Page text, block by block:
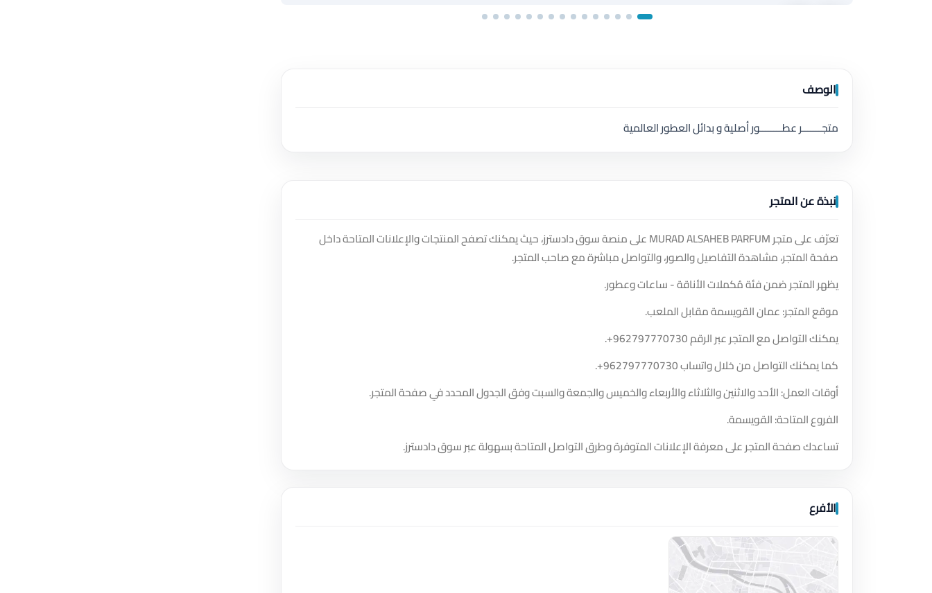
الوصف
متجـــــــر عطــــــــور أصلية و بدائل العطور العالمية
نبذة عن المتجر
تعرّف على متجر MURAD ALSAHEB PARFUM على منصة سوق دادسترز، حيث يمكنك تصفح المنتجات والإعلانات المتاحة داخل
صفحة المتجر، مشاهدة التفاصيل والصور، والتواصل مباشرة مع صاحب المتجر.
يظهر المتجر ضمن فئة مُكملات الأناقة - ساعات وعطور.
موقع المتجر: عمان القويسمة مقابل الملعب.
يمكنك التواصل مع المتجر عبر الرقم+962797770730
.
كما يمكنك التواصل من خلال واتساب+962797770730
.
أوقات العمل: الأحد والاثنين والثلاثاء والأربعاء والخميس والجمعة والسبت وفق الجدول المحدد في صفحة المتجر.
الفروع المتاحة: القويسمة.
تساعدك صفحة المتجر على معرفة الإعلانات المتوفرة وطرق التواصل المتاحة بسهولة عبر سوق دادسترز.
الأفرع